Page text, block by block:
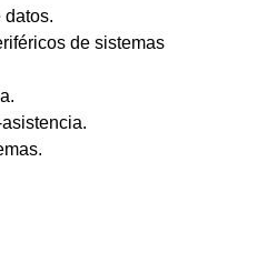
datos.
de sistemas